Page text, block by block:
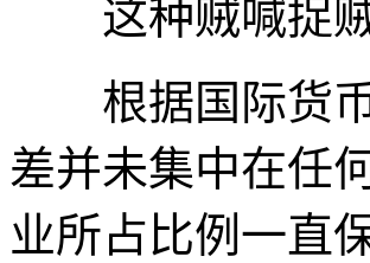
这种贼喊捉贼
根据国际货币
差并未集中在任
业所占比例一直